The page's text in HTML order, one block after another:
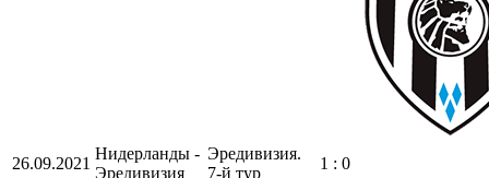
26.09.2021
Нидерланды -
Эредивизия
Эредивизия.
7-й тур
1 : 0